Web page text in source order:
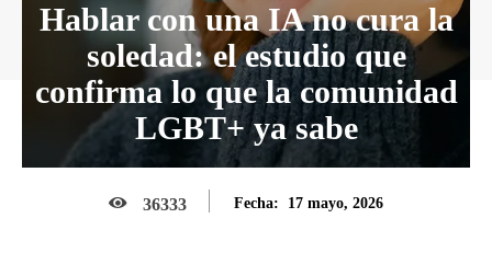
Hablar con una IA no cura la
soledad: el estudio que
confirma lo que la comunidad
LGBT+ ya sabe
36333 Fecha: 17 mayo, 2026